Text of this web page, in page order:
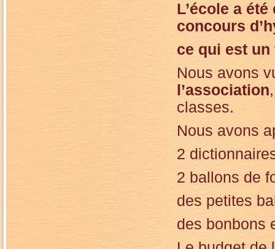
L’école a
concours
ce qui est
Nous avons
l’association
classes.
Nous avons
2
2 ballons de
des petites
des bonbons